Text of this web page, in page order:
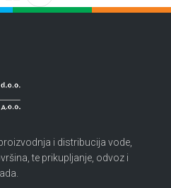
i distribucija vode,
te prikupljanje, odvoz i